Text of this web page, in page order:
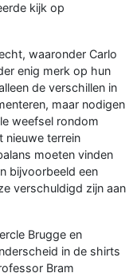
kijk op
waaronder Carlo
enig merk op hun
de verschillen in
maar nodigen
weefsel rondom
nieuwe terrein
moeten vinden
bijvoorbeeld een
verschuldigd zijn aan
Brugge en
in de shirts
Bram